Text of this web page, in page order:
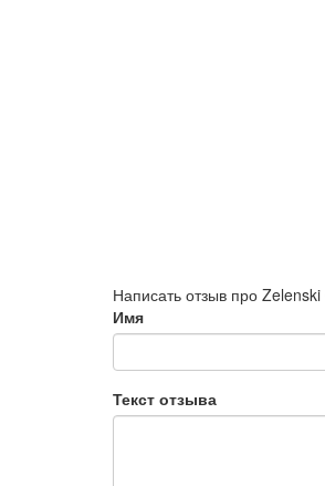
Написать отзыв про
Имя
Текст отзыва